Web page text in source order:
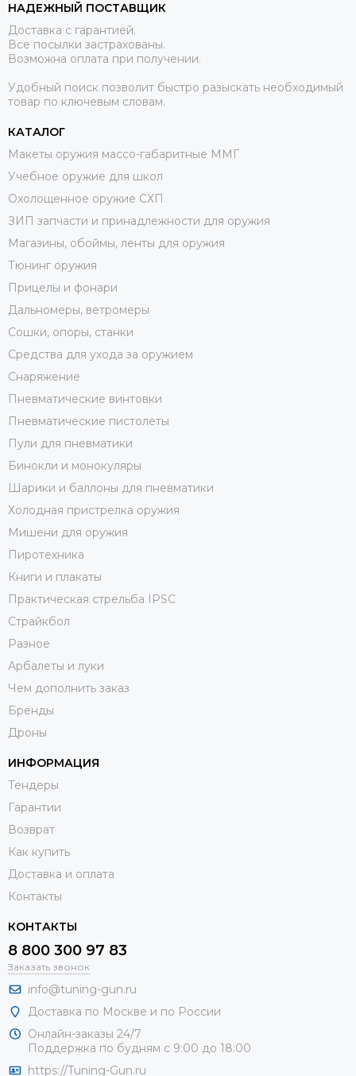
НАДЕЖНЫЙ ПОСТАВЩИК
Доставка с гарантией.
Все посылки застрахованы.
Возможна оплата при получении.
Удобный поиск позволит быстро разыскать необходимый
товар по ключевым словам.
КАТАЛОГ
Макеты оружия массо-габаритные ММГ
Учебное оружие для школ
Охолощенное оружие СХП
ЗИП запчасти и принадлежности для оружия
Магазины, обоймы, ленты для оружия
Тюнинг оружия
Прицелы и фонари
Дальномеры, ветромеры
Сошки, опоры, станки
Средства для ухода за оружием
Снаряжение
Пневматические винтовки
Пневматические пистолеты
Пули для пневматики
Бинокли и монокуляры
Шарики и баллоны для пневматики
Холодная пристрелка оружия
Мишени для оружия
Пиротехника
Книги и плакаты
Практическая стрельба IPSC
Страйкбол
Разное
Арбалеты и луки
Чем дополнить заказ
Бренды
Дроны
ИНФОРМАЦИЯ
Тендеры
Гарантии
Возврат
Как купить
Доставка и оплата
Контакты
КОНТАКТЫ
8 800 300 97 83
Заказать звонок
info@tuning-gun.ru
Доставка по Москве и по России
Онлайн-заказы 24/7
Поддержка по будням с 9:00 до 18:00
https://Tuning-Gun.ru